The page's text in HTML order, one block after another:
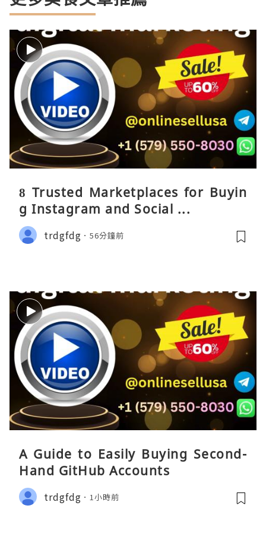
8 Trusted Marketplaces for Buyin
g Instagram and Social ...
trdgfdg 56分鐘前
A Guide to Easily Buying Second-
Hand GitHub Accounts
trdgfdg 1小時前